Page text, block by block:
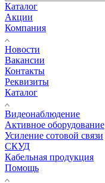
Каталог
Акции
Компания
Новости
Вакансии
Контакты
Реквизиты
Каталог
Видеонаблюдение
Активное оборудование
Усиление сотовой связи
СКУД
Кабельная продукция
Помощь